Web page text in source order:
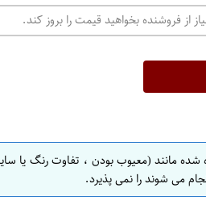
از فروشنده بخواهید قیمت را بروز کند.
مانند (معیوب بودن ، تفاوت رنگ یا
می شوند را نمی پذیرد.